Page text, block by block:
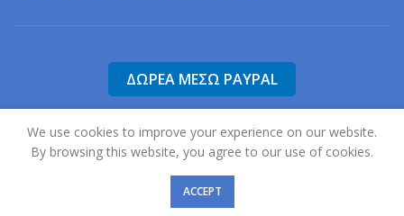
Σχεδιασμός & Ανάπτυξη:Χατζηκώστας Σωτήρης
We use cookies to improve your experience on our website.
By browsing this website, you agree to our use of cookies.
ACCEPT